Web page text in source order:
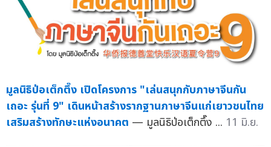
มูลนิธิป่อเต็กตึ๊ง เปิดโครงการ "เล่นสนุกกับภาษาจีนกัน
เถอะ รุ่นที่ 9" เดินหน้าสร้างรากฐานภาษาจีนแก่เยาวชนไทย
เสริมสร้างทักษะแห่งอนาคต — มูลนิธิป่อเต็กตึ๊ง ... 11 มิ.ย.